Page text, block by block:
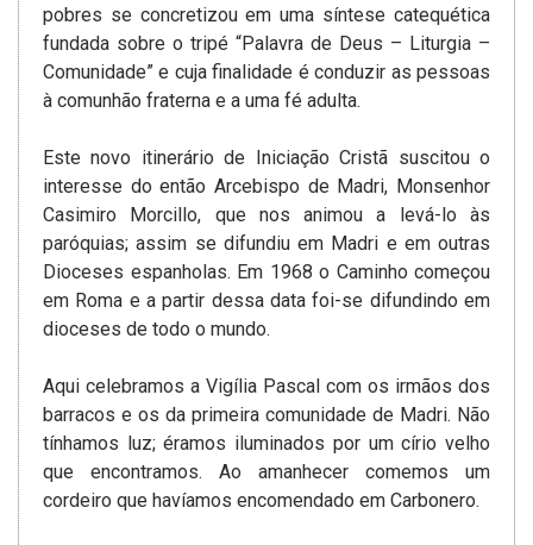
pobres se concretizou em uma síntese catequética
fundada sobre o tripé “Palavra de Deus – Liturgia –
Comunidade” e cuja finalidade é conduzir as pessoas
à comunhão fraterna e a uma fé adulta.
Este novo itinerário de Iniciação Cristã suscitou o
interesse do então Arcebispo de Madri, Monsenhor
Casimiro Morcillo, que nos animou a levá-lo às
paróquias; assim se difundiu em Madri e em outras
Dioceses espanholas. Em 1968 o Caminho começou
em Roma e a partir dessa data foi-se difundindo em
dioceses de todo o mundo.
Aqui celebramos a Vigília Pascal com os irmãos dos
barracos e os da primeira comunidade de Madri. Não
tínhamos luz; éramos iluminados por um círio velho
que encontramos. Ao amanhecer comemos um
cordeiro que havíamos encomendado em Carbonero.